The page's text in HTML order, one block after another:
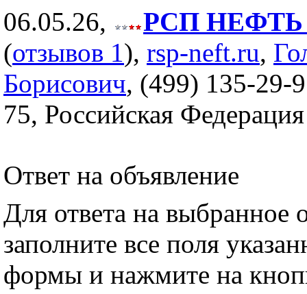
06.05.26,
РСП НЕФТЬ
(отзывов 1), rsp-neft.ru,
Борисович, (499) 135-29-
75, Российская Федерация
Ответ на объявление
Для ответа на выбранное
заполните все поля
формы и нажмите на